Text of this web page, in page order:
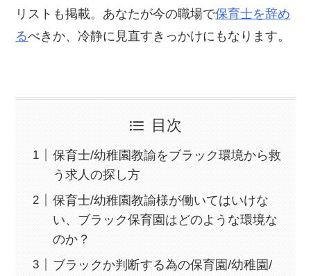
リストも掲載。あなたが今の職場で保育士を辞め
るべきか、冷静に見直すきっかけにもなります。
目次
保育士/幼稚園教諭をブラック環境から救
う求人の探し方
保育士/幼稚園教諭様が働いてはいけな
い、ブラック保育園はどのような環境な
のか？
ブラックか判断する為の保育園/幼稚園/